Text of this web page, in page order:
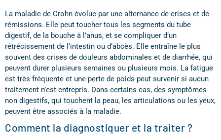
La maladie de Crohn évolue par une alternance de crises et de
rémissions. Elle peut toucher tous les segments du tube
digestif, de la bouche à l’anus, et se compliquer d’un
rétrécissement de l’intestin ou d’abcès. Elle entraîne le plus
souvent des crises de douleurs abdominales et de diarrhée, qui
peuvent durer plusieurs semaines ou plusieurs mois. La fatigue
est très fréquente et une perte de poids peut survenir si aucun
traitement n’est entrepris. Dans certains cas, des symptômes
non digestifs, qui touchent la peau, les articulations ou les yeux,
peuvent être associés à la maladie.
Comment la diagnostiquer et la traiter ?